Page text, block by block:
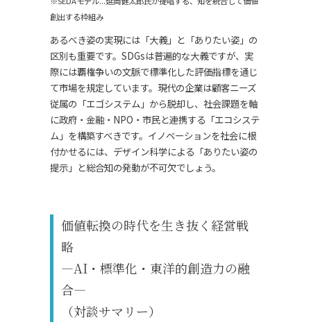
創出する枠組み
あるべき姿の実現には「大義」と「ありたい姿」の
区別も重要です。SDGsは普遍的な大義ですが、実
際には覇権争いの文脈で標準化した評価指標を通じ
て市場を規定しています。現代の企業は顧客ニーズ
従属の「エゴシステム」から脱却し、社会課題を軸
に政府・金融・NPO・市民と連携する「エコシステ
ム」を構築すべきです。イノベーションを社会に根
付かせるには、デザイン科学による「ありたい姿の
提示」と総合知の発動が不可欠でしょう。
価値転換の時代を生き抜く経営戦
略
―AI・標準化・東洋的創造力の融
合―
（対談サマリー）